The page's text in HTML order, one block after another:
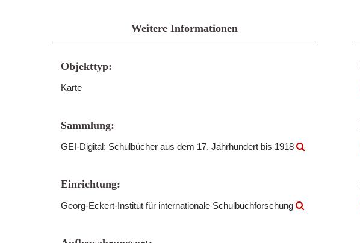
Weitere Informationen
Objekttyp:
Karte
Sammlung:
GEI-Digital: Schulbücher aus dem 17. Jahrhundert bis 1918
Einrichtung:
Georg-Eckert-Institut für internationale Schulbuchforschung